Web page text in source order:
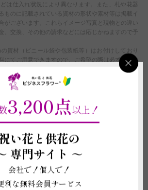
は仕入れ状況により異なります。また、札や花器
ものに記載されている資材の形状や素材等は掲載イ
がございます。これらイメージ写真と現物との違い
、交換、その他の請求などには応じかねますので予
資材（ビニール袋や包装紙等）はお付けしており
にてご用意できますので、ご希望の際は必ずご注文
電話もしくはチャットサービスよりお問い合わせく
タンドは、お届け先で台の上にお花を載せていただ
ンドは、お届け先での処分が必要です。
）のため、商品作成後の変更・取り消しを承ること
後に、万が一ご注文をお取り消しされた場合も代金
担いただきます
意事項
日15:00以降、及び営業時間外または休業日にいた
3,200点以上！
い花と供花の
専門サイト ～
会社で！個人で！
利な無料会員サービス